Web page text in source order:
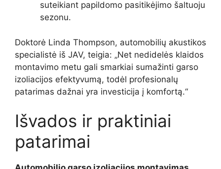
suteikiant papildomo pasitikėjimo šaltuoju
sezonu.
Doktorė Linda Thompson, automobilių akustikos
specialistė iš JAV, teigia: „Net nedidelės klaidos
montavimo metu gali smarkiai sumažinti garso
izoliacijos efektyvumą, todėl profesionalų
patarimas dažnai yra investicija į komfortą.“
Išvados ir praktiniai
patarimai